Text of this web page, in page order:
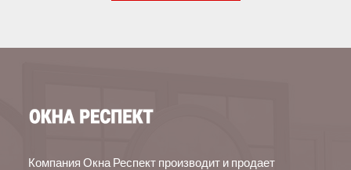
Компания Окна Респект производит и продает